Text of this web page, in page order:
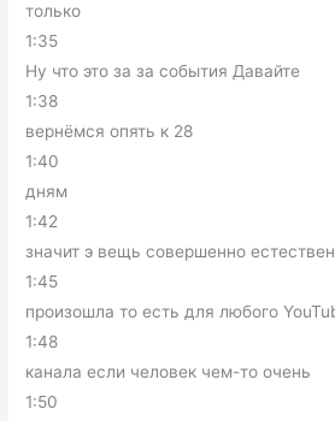
только
1:35
Ну что это за за события Давайте
1:38
вернёмся опять к 28
1:40
дням
1:42
значит э вещь совершенно
1:45
произошла то есть для любого
1:48
канала если человек чем-то очень
1:50